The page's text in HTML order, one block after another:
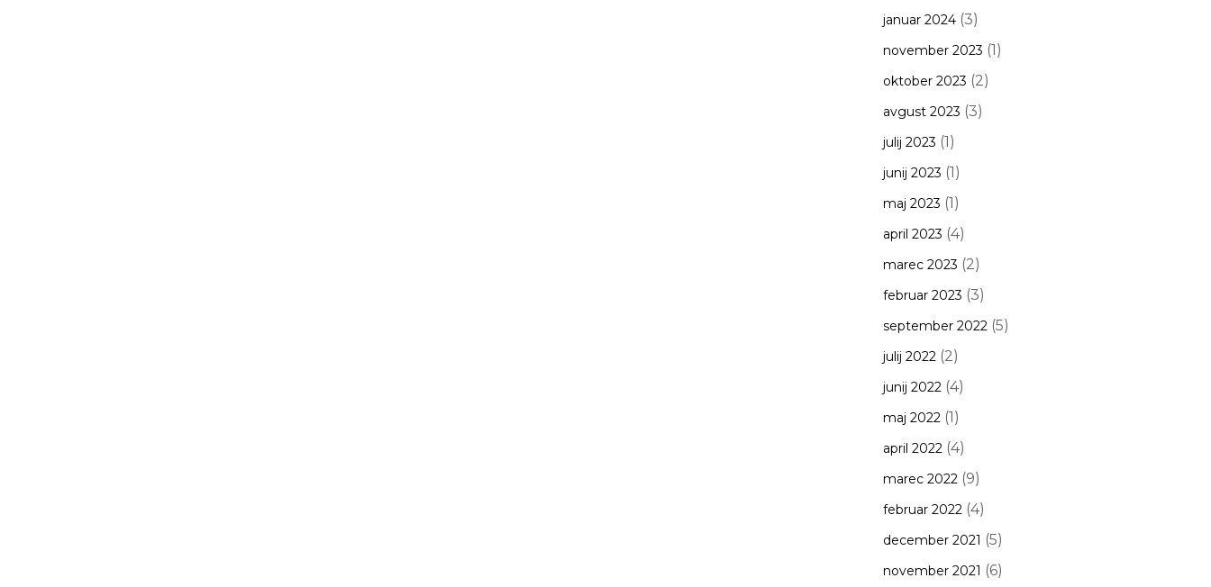
januar 2024(3)
november 2023 (1)
oktober 2023 (2)
avgust 2023 (3)
julij 2023 (1)
junij 2023 (1)
maj 2023 (1)
april 2023 (4)
marec 2023 (2)
februar 2023 (3)
september 2022(5)
julij 2022(2)
junij 2022(4)
maj 2022(1)
april 2022(4)
marec 2022(9)
februar 2022(4)
december 2021 (5)
november 2021 (6)